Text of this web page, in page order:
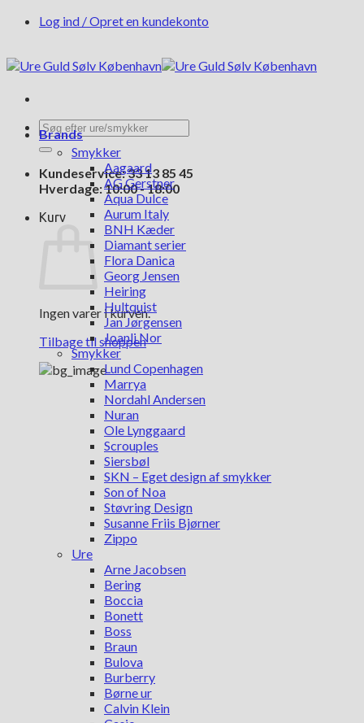
FortsætLog ind / Opret en kundekonto
Søg
efter:
Kundeservice: 33 13 85 45
Hverdage: 10:00 - 18:00
Kurv
Ingen varer i kurven.
Tilbage til shoppen
Brands
Smykker
Aagaard
AG Gerstner
Aqua Dulce
Aurum Italy
BNH Kæder
Diamant serier
Flora Danica
Georg Jensen
Heiring
Hultquist
Jan Jørgensen
Joanli Nor
Smykker
Lund Copenhagen
Marrya
Nordahl Andersen
Nuran
Ole Lynggaard
Scrouples
Siersbøl
SKN – Eget design af smykker
Son of Noa
Støvring Design
Susanne Friis Bjørner
Zippo
Ure
Arne Jacobsen
Bering
Boccia
Bonett
Boss
Braun
Bulova
Burberry
Børne ur
Calvin Klein